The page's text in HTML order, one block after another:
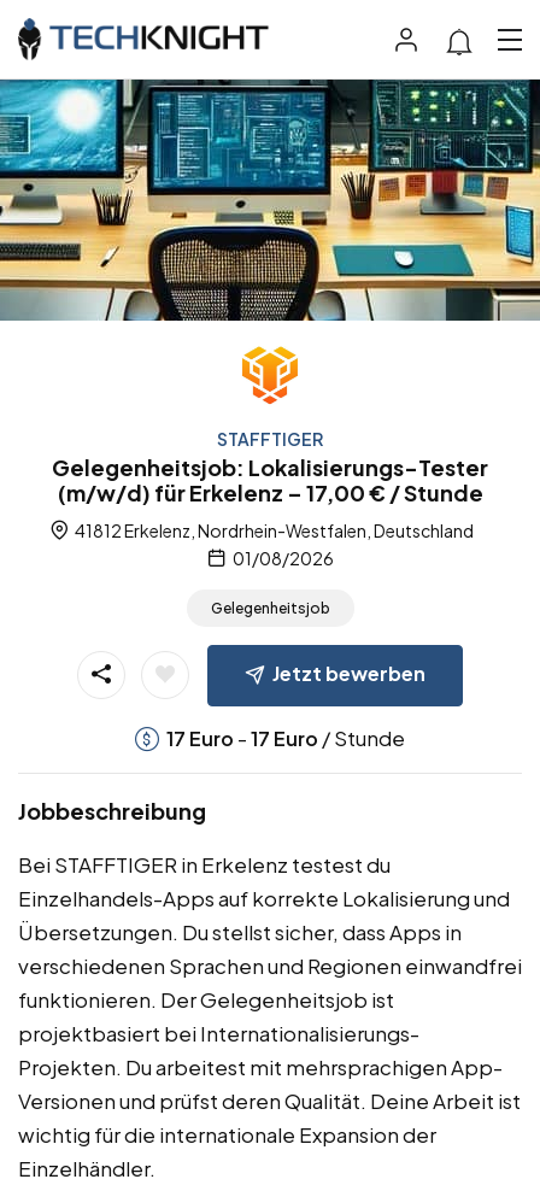
STAFFTIGER
Gelegenheitsjob: Lokalisierungs-Tester
(m/w/d) für Erkelenz – 17,00 € / Stunde
41812 Erkelenz, Nordrhein-Westfalen, Deutschland
01/08/2026
Gelegenheitsjob
Jetzt bewerben
17 Euro -17 Euro / Stunde
Jobbeschreibung
Bei STAFFTIGER in Erkelenz testest du
Einzelhandels-Apps auf korrekte Lokalisierung und
Übersetzungen. Du stellst sicher, dass Apps in
verschiedenen Sprachen und Regionen einwandfrei
funktionieren. Der Gelegenheitsjob ist
projektbasiert bei Internationalisierungs-
Projekten. Du arbeitest mit mehrsprachigen App-
Versionen und prüfst deren Qualität. Deine Arbeit ist
wichtig für die internationale Expansion der
Einzelhändler.